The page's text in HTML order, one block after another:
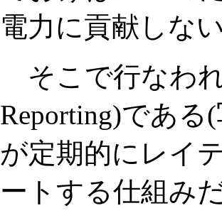
電力に貢献しな
そこで行なわれ
Reporting)である
が定期的にレイ
ートする仕組み